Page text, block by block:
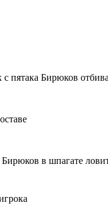
пятака Бирюков
в шпагате